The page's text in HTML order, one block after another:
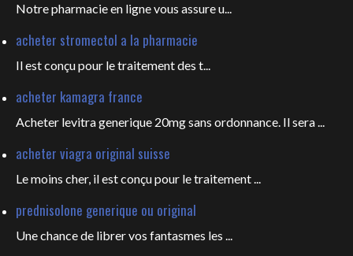
Notre pharmacie en ligne vous assure u...
acheter stromectol a la pharmacie
Il est conçu pour letraitement des t...
acheter kamagra france
Acheter levitra generique 20mg sans ordonnance. Il sera ...
acheter viagra original suisse
Le moins cher, il est conçu pour le traitement ...
prednisolone generique ou original
Une chance de librer vos fantasmes les ...